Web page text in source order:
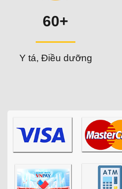
60+
Y tá, Điều dưỡng